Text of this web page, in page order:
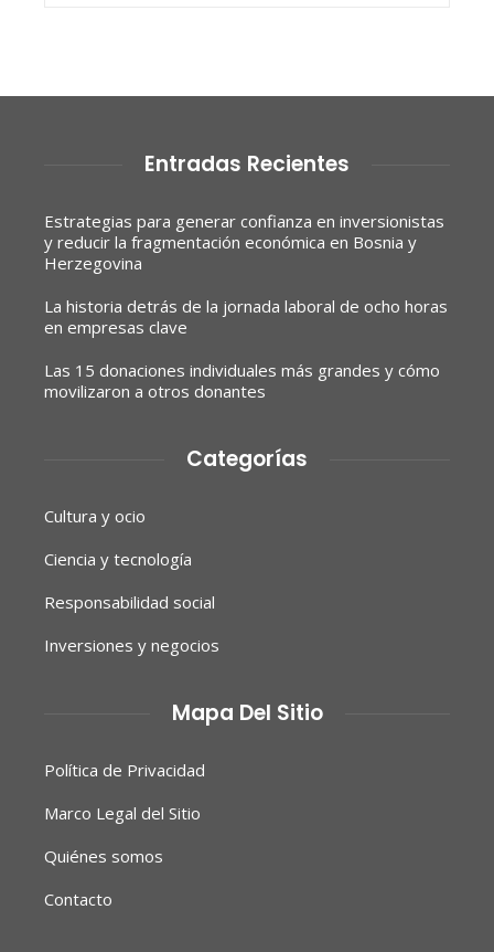
Entradas Recientes
Estrategias para generar confianza en inversionistas
y reducir la fragmentación económica en Bosnia y
Herzegovina
La historia detrás de la jornada laboral de ocho horas
en empresas clave
Las 15 donaciones individuales más grandes y cómo
movilizaron a otros donantes
Categorías
Cultura y ocio
Ciencia y tecnología
Responsabilidad social
Inversiones y negocios
Mapa Del Sitio
Política de Privacidad
Marco Legal del Sitio
Quiénes somos
Contacto